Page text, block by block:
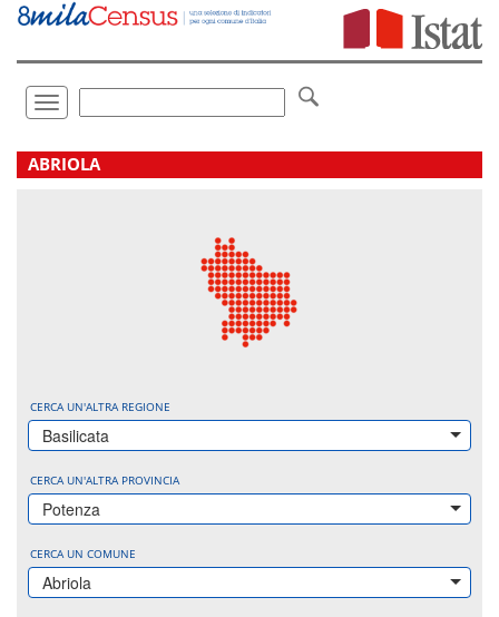
Vai
direttamente
Toggle
navigation
.
ABRIOLA
CERCA UN'ALTRA REGIONE
Basilicata
CERCA UN'ALTRA PROVINCIA
Potenza
CERCA UN COMUNE
Abriola